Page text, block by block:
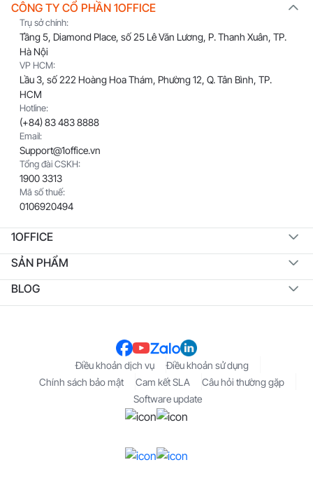
CÔNG TY CỔ PHẦN 1OFFICE
Trụ sở chính:
Tầng 5, Diamond Place, số 25 Lê Văn Lương, P. Thanh Xuân, TP.
Hà Nội
VP HCM:
Lầu 3, số 222 Hoàng Hoa Thám, Phường 12, Q. Tân Bình, TP.
HCM
Hotline:
(+84) 83 483 8888
Email:
Support@1office.vn
Tổng đài CSKH:
1900 3313
Mã số thuế:
0106920494
1OFFICE
SẢN PHẨM
BLOG
Điều khoản dịch vụ
Điều khoản sử dụng
Chính sách bảo mật
Cam kết SLA
Câu hỏi thường gặp
Software update